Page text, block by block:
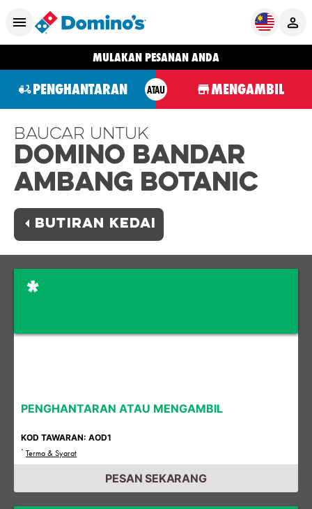
MULAKAN PESANAN ANDA
PENGHANTARAN ATAU MENGAMBIL
Baucar Untuk
Domino BANDAR
AMBANG BOTANIC
BUTIRAN KEDAI
*
PENGHANTARAN ATAU MENGAMBIL
KOD TAWARAN: AOD1
* Terma & Syarat
PESAN SEKARANG